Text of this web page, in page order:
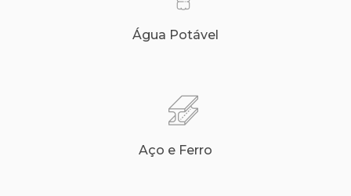
Água Potável
Aço e Ferro